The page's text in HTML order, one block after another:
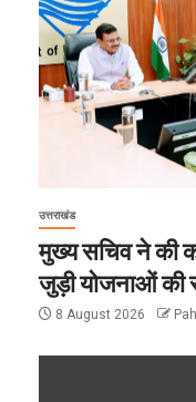
उत्तराखंड
मुख्य सचिव ने की
जुड़ी योजनाओं की
8 August 2026